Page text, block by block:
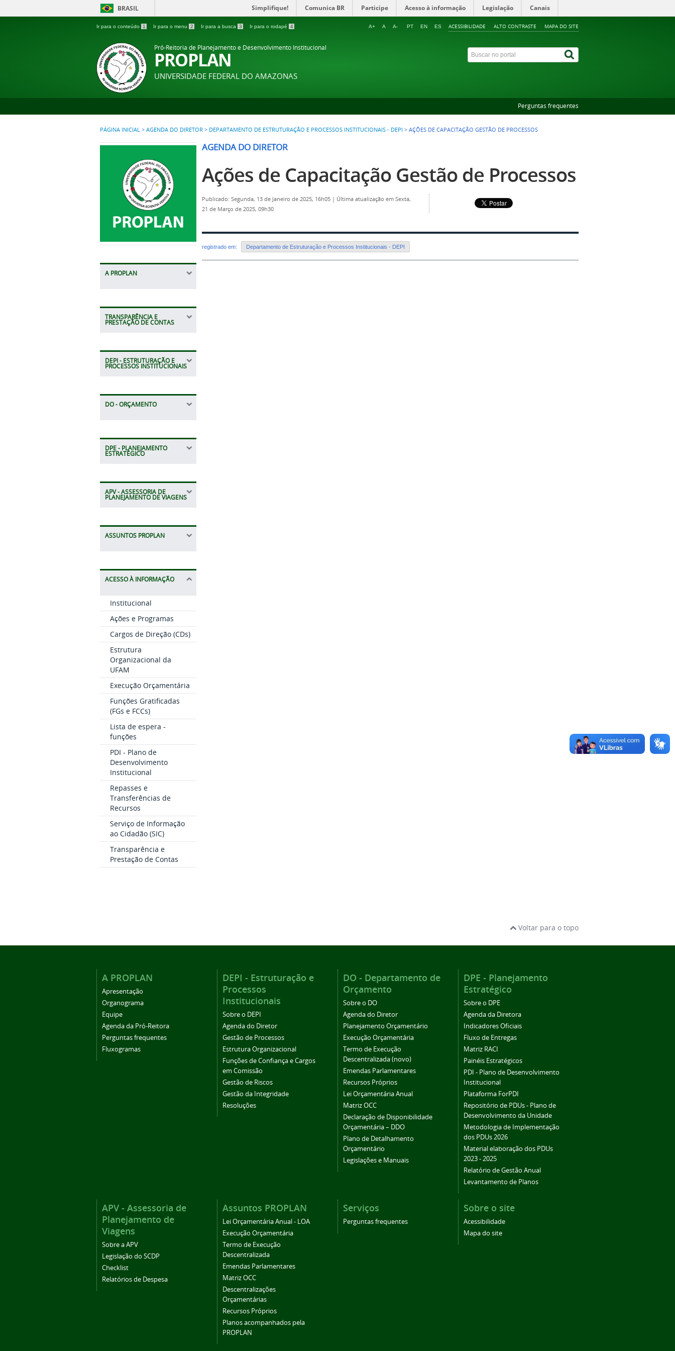
BRASIL Simplifique! Comunica BR Participe Acesso à informação Legislação Canais
Ir para o conteúdo 1 Ir para o menu 2 Ir para a busca 3 Ir para o rodapé 4 ACESSIBILIDADE ALTO CONTRASTE MAPA DO SITE
A+ A A- PT EN ES
Pró-Reitoria de Planejamento e Desenvolvimento Institucional
PROPLAN
UNIVERSIDADE FEDERAL DO AMAZONAS
Perguntas frequentes
PÁGINA INICIAL > AGENDA DO DIRETOR > DEPARTAMENTO DE ESTRUTURAÇÃO E PROCESSOS INSTITUCIONAIS - DEPI > AÇÕES DE CAPACITAÇÃO GESTÃO DE PROCESSOS
A PROPLAN
TRANSPARÊNCIA E
PRESTAÇÃO DE CONTAS
DEPI - ESTRUTURAÇÃO E
PROCESSOS INSTITUCIONAIS
DO - ORÇAMENTO
DPE - PLANEJAMENTO
ESTRATÉGICO
APV - ASSESSORIA DE
PLANEJAMENTO DE VIAGENS
ASSUNTOS PROPLAN
ACESSO À INFORMAÇÃO
Institucional
Ações e Programas
Cargos de Direção (CDs)
Estrutura
Organizacional da
UFAM
Execução Orçamentária
Funções Gratificadas
(FGs e FCCs)
Lista de espera -
funções
PDI - Plano de
Desenvolvimento
Institucional
Repasses e
Transferências de
Recursos
Serviço de Informação
ao Cidadão (SIC)
Transparência e
Prestação de Contas
AGENDA DO DIRETOR
Ações de Capacitação Gestão de Processos
Publicado: Segunda, 13 de Janeiro de 2025, 16h05 | Última atualização em Sexta,
21 de Março de 2025, 09h30
registrado em: Departamento de Estruturação e Processos Institucionais - DEPI
Voltar para o topo
A PROPLAN
Apresentação
Organograma
Equipe
Agenda da Pró-Reitora
Perguntas frequentes
Fluxogramas
DEPI - Estruturação e
Processos
Institucionais
Sobre o DEPI
Agenda do Diretor
Gestão de Processos
Estrutura Organizacional
Funções de Confiança e Cargos
em Comissão
Gestão de Riscos
Gestão da Integridade
Resoluções
DO - Departamento de
Orçamento
Sobre o DO
Agenda do Diretor
Planejamento Orçamentário
Execução Orçamentária
Termo de Execução
Descentralizada (novo)
Emendas Parlamentares
Recursos Próprios
Lei Orçamentária Anual
Matriz OCC
Declaração de Disponibilidade
Orçamentária – DDO
Plano de Detalhamento
Orçamentário
Legislações e Manuais
DPE - Planejamento
Estratégico
Sobre o DPE
Agenda da Diretora
Indicadores Oficiais
Fluxo de Entregas
Matriz RACI
Painéis Estratégicos
PDI - Plano de Desenvolvimento
Institucional
Plataforma ForPDI
Repositório de PDUs - Plano de
Desenvolvimento da Unidade
Metodologia de Implementação
dos PDUs 2026
Material elaboração dos PDUs
2023 - 2025
Relatório de Gestão Anual
Levantamento de Planos
APV - Assessoria de
Planejamento de
Viagens
Sobre a APV
Legislação do SCDP
Checklist
Relatórios de Despesa
Assuntos PROPLAN
Lei Orçamentária Anual - LOA
Execução Orçamentária
Termo de Execução
Descentralizada
Emendas Parlamentares
Matriz OCC
Descentralizações
Orçamentárias
Recursos Próprios
Planos acompanhados pela
PROPLAN
Serviços
Perguntas frequentes
Sobre o site
Acessibilidade
Mapa do site